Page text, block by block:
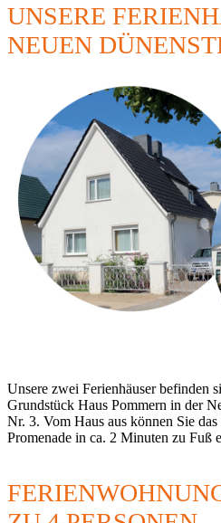
UNSERE
NEUEN
Unsere zwei Ferienhäuser befinden
Grundstück Haus Pommern in der
Nr. 3. Vom Haus aus können Sie
Promenade in ca. 2 Minuten zu Fuß